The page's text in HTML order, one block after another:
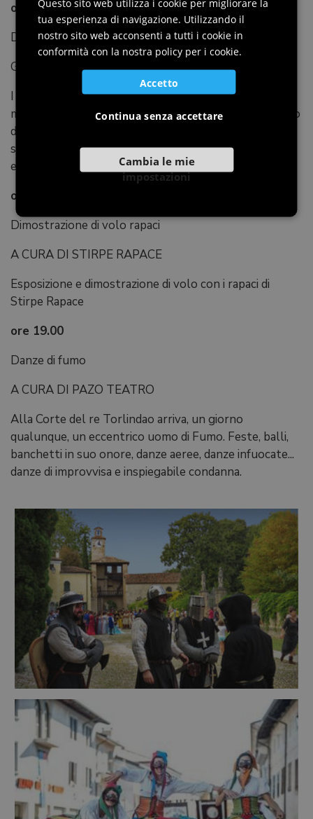
ore 17.00
Disputa del palio cittadino
GIOCHI IN CAMPO
I rioni si sfidano in porve di velocità, abilità e forza. Il
migliore tra le quattro prove di caccia al simbolo, furto
delle botti, la giostra delle bandiere e il tiro con l’arco
sarà il nuovo portatore del Palio. Tra i diversi giochi
esibizione del Gruppo Sbandieratori di Cordovado
ore 18.30
Dimostrazione di volo rapaci
A CURA DI STIRPE RAPACE
Esposizione e dimostrazione di volo con i rapaci di
Stirpe Rapace
ore 19.00
Danze di fumo
A CURA DI PAZO TEATRO
Alla Corte del re Torlindao arriva, un giorno
qualunque, un eccentrico uomo di Fumo. Feste, balli,
banchetti in suo onore, danze aeree, danze infuocate...
danze di improvvisa e inspiegabile condanna.
GERMAN
SLOVENIAN
Questo sito web utilizza i cookie per migliorare la
tua esperienza di navigazione. Utilizzando il
nostro sito web acconsenti a tutti i cookie in
conformità con la nostra policy per i cookie.
Accetto
Continua senza accettare
Cambia le mie
impostazioni